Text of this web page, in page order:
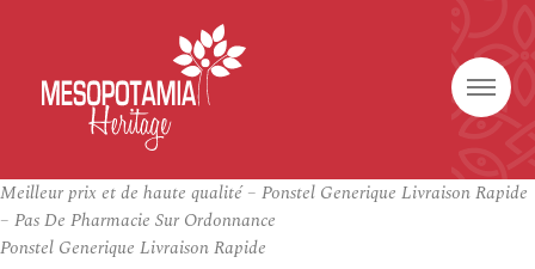
Meilleur prix et de haute qualité – Ponstel Generique Livraison Rapide
– Pas De Pharmacie Sur Ordonnance
Ponstel Generique Livraison Rapide